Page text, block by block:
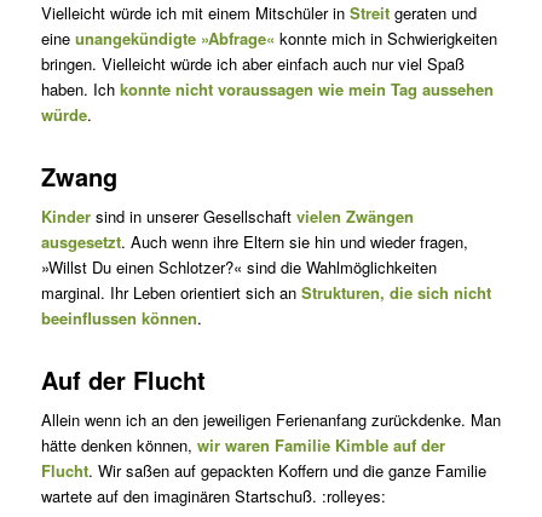
Vielleicht würde ich mit einem Mitschüler in Streitgeraten und
eine unangekündigte »Abfrage« konnte mich in Schwierigkeiten
bringen. Vielleicht würde ich aber einfach auch nur viel Spaß
haben. Ich konnte nicht voraussagen wie mein Tag aussehen
würde.
Zwang
Kindersind in unserer Gesellschaft vielen Zwängen
ausgesetzt. Auch wenn ihre Eltern sie hin und wieder fragen,
»Willst Du einen Schlot­zer?« sind die Wahlmöglichkeiten
marginal. Ihr Leben orientiert sich an Strukturen, die sich nicht
beeinflussen können.
Auf der Flucht
Allein wenn ich an den jeweiligen Ferienanfang zurückdenke. Man
hät­te denken können, wir waren Familie Kimble auf der
Flucht. Wir sa­ßen auf gepackten Koffern und die ganze Familie
wartete auf den imaginären Startschuß. :rolleyes: